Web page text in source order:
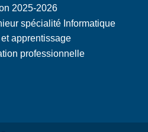
2025-2026
spécialité Informatique
apprentissage
professionnelle